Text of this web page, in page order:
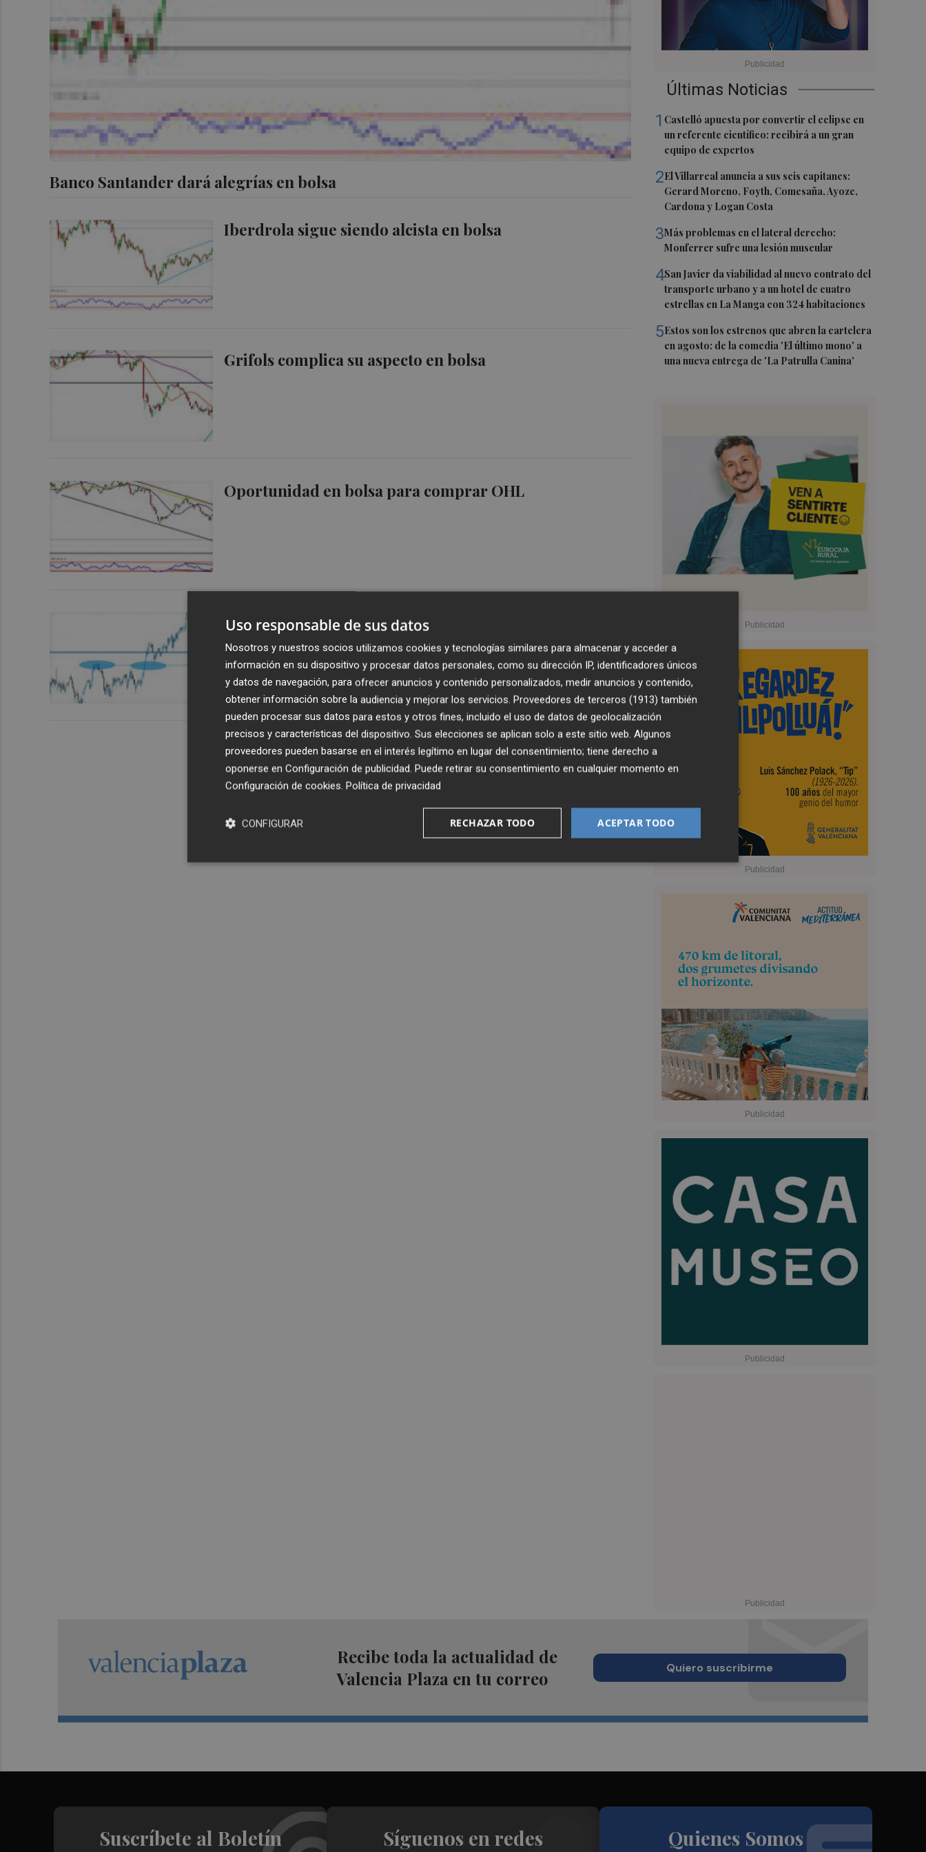
Banco Santander dará alegrías en bolsa
Iberdrola sigue siendo alcista en bolsa
Grifols complica su aspecto en bolsa
Oportunidad en bolsa para comprar OHL
Santander apunta en bolsa a mayores cotas
Últimas Noticias
1 Castelló apuesta por convertir el eclipse en
un referente científico: recibirá a un gran
equipo de expertos
2El Villarreal anuncia a sus seis capitanes:
Gerard Moreno, Foyth, Comesaña, Ayoze,
Cardona y Logan Costa
3Más problemas en el lateral derecho:
Monferrer sufre una lesión muscular
4San Javier da viabilidad al nuevo contrato del
transporte urbano y a un hotel de cuatro
estrellas en La Manga con 324 habitaciones
5Estos son los estrenos que abren la cartelera
en agosto: de la comedia 'El último mono' a
una nueva entrega de 'La Patrulla Canina'
Recibe toda la actualidad de
Valencia Plaza en tu correo
Quiero suscribirme
Suscríbete al Boletín Síguenos en redes Quienes Somos
Uso responsable de sus datos
Nosotros y nuestros socios utilizamos cookies y tecnologías similares para almacenar y acceder a
información en su dispositivo y procesar datos personales, como su dirección IP, identificadores únicos
y datos de navegación, para ofrecer anuncios y contenido personalizados, medir anuncios y contenido,
obtener información sobre la audiencia y mejorar los servicios. Proveedores de terceros (1913) también
pueden procesar sus datos para estos y otros fines, incluido el uso de datos de geolocalización
precisos y características del dispositivo. Sus elecciones se aplican solo a este sitio web. Algunos
proveedores pueden basarse en el interés legítimo en lugar del consentimiento; tiene derecho a
oponerse en Configuración de publicidad. Puede retirar su consentimiento en cualquier momento en
Configuración de cookies. Política de privacidad
ACEPTAR TODO
RECHAZAR TODO
CONFIGURAR